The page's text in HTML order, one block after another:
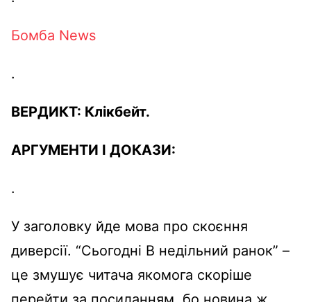
Бомба News
.
ВЕРДИКТ: Клікбейт.
АРГУМЕНТИ І ДОКАЗИ:
.
У заголовку йде мова про скоєння
диверсії. “Сьогодні В недільний ранок” –
це змушує читача якомога скоріше